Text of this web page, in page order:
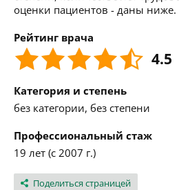
оценки пациентов - даны ниже.
Рейтинг врача
4.5
Категория и степень
без категории, без степени
Профессиональный стаж
19 лет (с 2007 г.)
Поделиться страницей